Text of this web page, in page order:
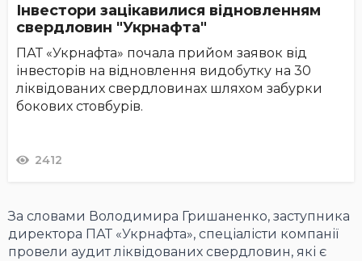
Інвестори зацікавилися відновленням
свердловин "Укрнафтa"
ПАТ «Укрнафта» почала прийом заявок від
інвесторів на відновлення видобутку на 30
ліквідованих свердловинах шляхом забурки
бокових стовбурів.
2412
За словами Володимира Гришаненко, заступника
директора ПАТ «Укрнафта», спеціалісти компанії
провели аудит ліквідованих свердловин, які є